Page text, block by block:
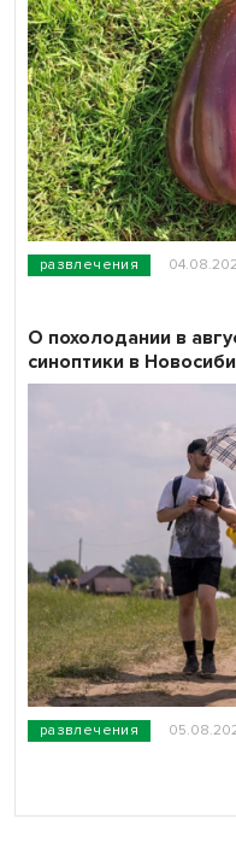
развлечения
развлечения
О похолодании в
синоптики в